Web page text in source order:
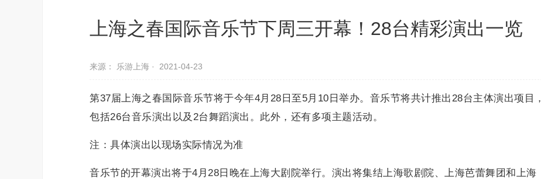
上海之春国际音乐节下周三开幕！28台精彩演出一览
来源： 乐游上海 · 2021-04-23
第37届上海之春国际音乐节将于今年4月28日至5月10日举办。音乐节将共计推出28台主体演出项目，
包括26台音乐演出以及2台舞蹈演出。此外，还有多项主题活动。
注：具体演出以现场实际情况为准
音乐节的开幕演出将于4月28日晚在上海大剧院举行。演出将集结上海歌剧院、上海芭蕾舞团和上海